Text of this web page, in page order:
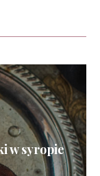
w syropie